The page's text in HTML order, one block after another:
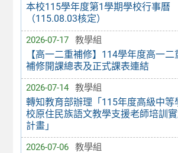
本校115學年度第1學期學校行事曆
（115.08.03核定）
2026-07-17 教學組
【高一二重補修】114學年度高一二
補修開課總表及正式課表連結
2026-07-14 教學組
轉知教育部辦理「115年度高級中等
校原住民族語文教學支援老師培訓
計畫」
2026-07-06 教學組